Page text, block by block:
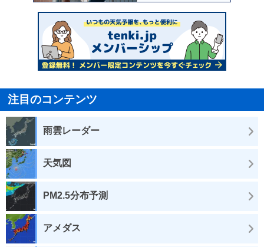
注目のコンテンツ
雨雲レーダー
天気図
PM2.5分布予測
アメダス